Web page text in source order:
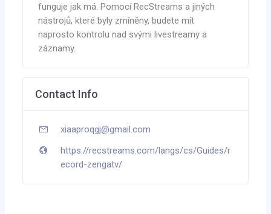
funguje jak má. Pomocí RecStreams a jiných
nástrojů, které byly zmíněny, budete mít
naprosto kontrolu nad svými livestreamy a
záznamy.
Contact Info
xiaaproqgj@gmail.com
https://recstreams.com/langs/cs/Guides/r
ecord-zengatv/